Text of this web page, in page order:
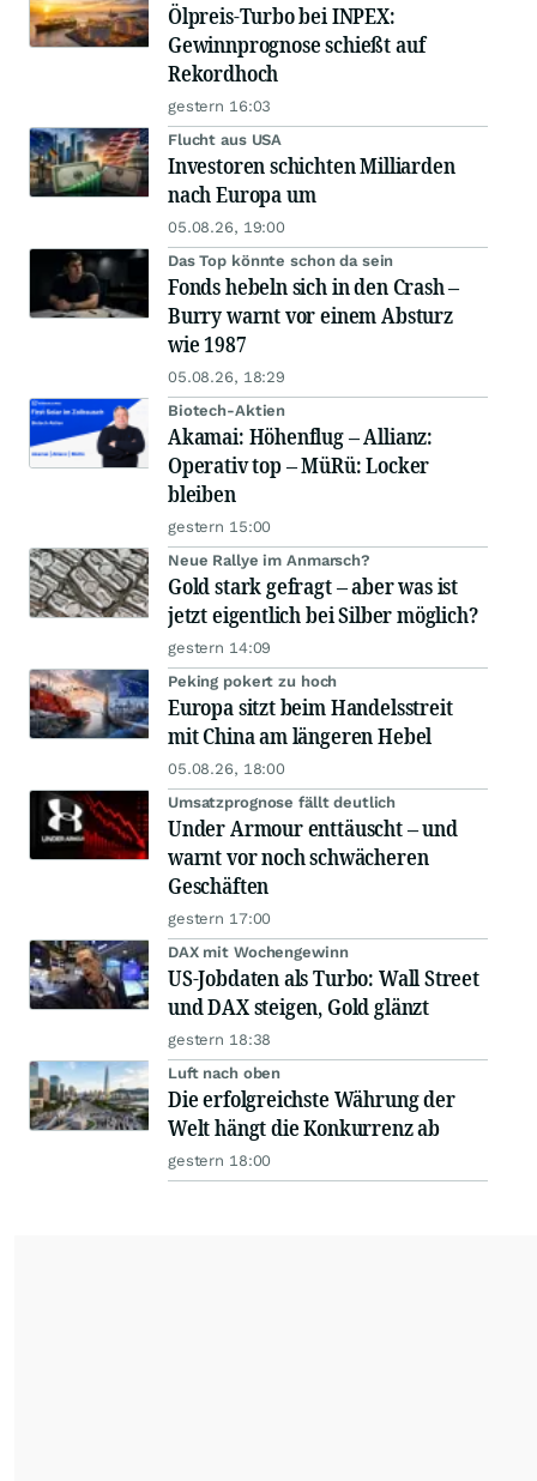
Ölpreis-Turbo bei INPEX:
Gewinnprognose schießt auf
Rekordhoch
gestern 16:03
Flucht aus USA
Investoren schichten Milliarden
nach Europa um
05.08.26, 19:00
Das Top könnte schon da sein
Fonds hebeln sich in den Crash –
Burry warnt vor einem Absturz
wie 1987
05.08.26, 18:29
Biotech-Aktien
Akamai: Höhenflug – Allianz:
Operativ top – MüRü: Locker
bleiben
gestern 15:00
Neue Rallye im Anmarsch?
Gold stark gefragt – aber was ist
jetzt eigentlich bei Silber möglich?
gestern 14:09
Peking pokert zu hoch
Europa sitzt beim Handelsstreit
mit China am längeren Hebel
05.08.26, 18:00
Umsatzprognose fällt deutlich
Under Armour enttäuscht – und
warnt vor noch schwächeren
Geschäften
gestern 17:00
DAX mit Wochengewinn
US-Jobdaten als Turbo: Wall Street
und DAX steigen, Gold glänzt
gestern 18:38
Luft nach oben
Die erfolgreichste Währung der
Welt hängt die Konkurrenz ab
gestern 18:00